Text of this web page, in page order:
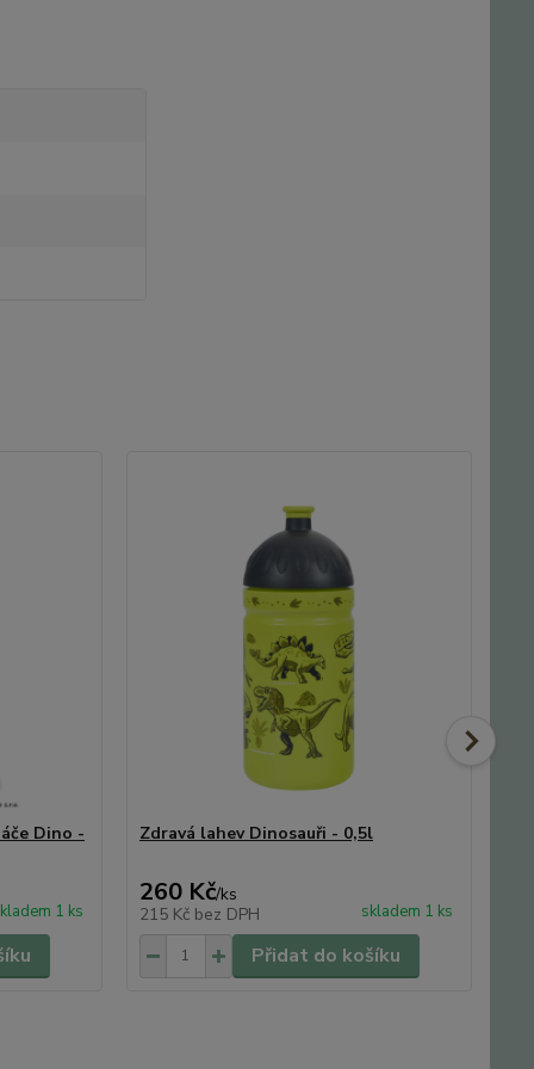
Dino -
1 ks
Zdravá lahev Dinosauři - 0,5l
260 Kč/ks
215 Kč bez DPH skladem 1 ks
Přidat do košíku